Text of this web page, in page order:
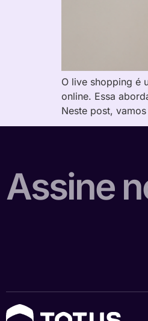
O live shopping é
online. Essa
Neste post,
Assine